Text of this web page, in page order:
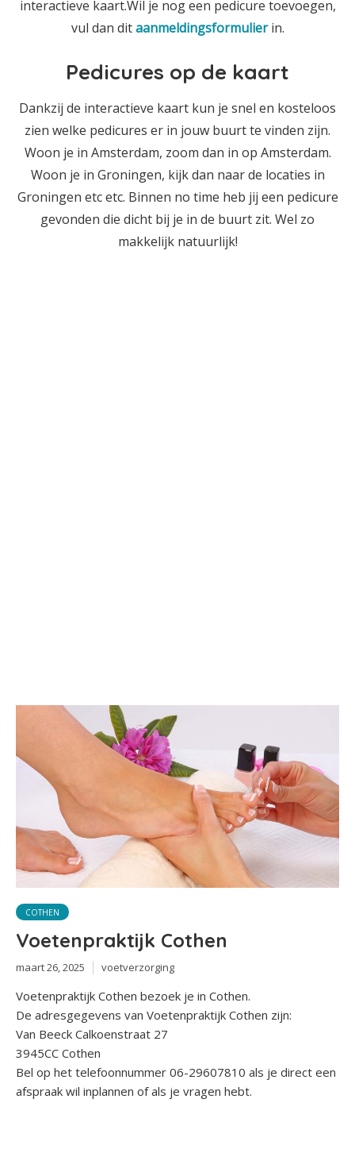
interactieve kaart.Wil je nog een pedicure toevoegen,
vul dan ditaanmeldingsformulierin.
Pedicures op de kaart
Dankzij de interactieve kaart kun je snel en kosteloos
zien welke pedicures er in jouw buurt te vinden zijn.
Woon je in Amsterdam, zoom dan in op Amsterdam.
Woon je in Groningen, kijk dan naar de locaties in
Groningen etc etc. Binnen no time heb jij een pedicure
gevonden die dicht bij je in de buurt zit. Wel zo
makkelijk natuurlijk!
COTHEN
Voetenpraktijk Cothen
maart 26, 2025 voetverzorging
Voetenpraktijk Cothen bezoek je in Cothen.
De adresgegevens van Voetenpraktijk Cothen zijn:
Van Beeck Calkoenstraat 27
3945CC Cothen
Bel op het telefoonnummer 06-29607810 als je direct een
afspraak wil inplannen of als je vragen hebt.